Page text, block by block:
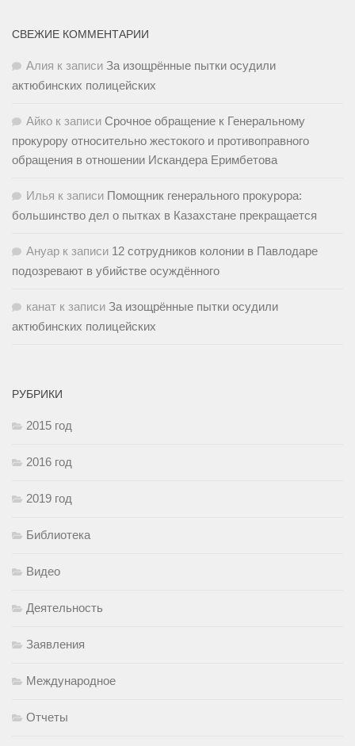
СВЕЖИЕ КОММЕНТАРИИ
Алия к записи За изощрённые пытки осудили
актюбинских полицейских
Айко к записи Срочное обращение к Генеральному
прокурору относительно жестокого и противоправного
обращения в отношении Искандера Еримбетова
Илья к записи Помощник генерального прокурора:
большинство дел о пытках в Казахстане прекращается
Ануар к записи 12 сотрудников колонии в Павлодаре
подозревают в убийстве осуждённого
канат к записи За изощрённые пытки осудили
актюбинских полицейских
РУБРИКИ
2015 год
2016 год
2019 год
Библиотека
Видео
Деятельность
Заявления
Международное
Отчеты